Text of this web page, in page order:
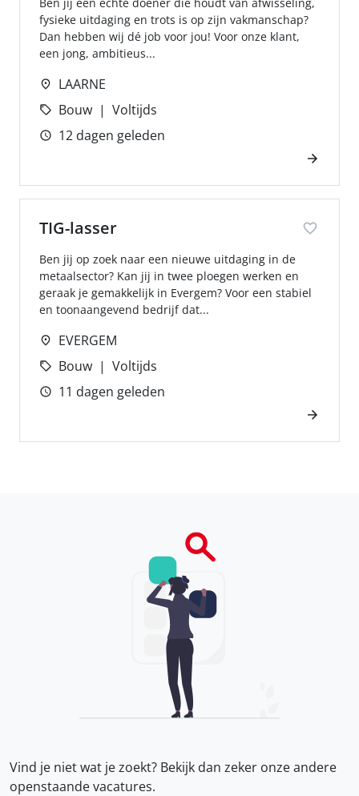
fysieke uitdaging en trots is op zijn vakmanschap?
Dan hebben wij dé job voor jou! Voor onze klant,
een jong, ambitieus...
LAARNE
Bouw
Voltijds
12 dagen geleden
TIG-lasser
Ben jij op zoek naar een nieuwe uitdaging in de
metaalsector? Kan jij in twee ploegen werken en
geraak je gemakkelijk in Evergem? Voor een stabiel
en toonaangevend bedrijf dat...
EVERGEM
Bouw
Voltijds
11 dagen geleden
Vind je niet wat je zoekt? Bekijk dan zeker onzeandere
openstaande vacatures.